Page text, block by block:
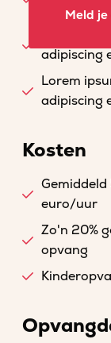
adipiscing
Lorem
adipiscing
Lorem
adipiscing
Meld
Kosten
Gemiddeld
euro/uur
Zo'n 20%
opvang